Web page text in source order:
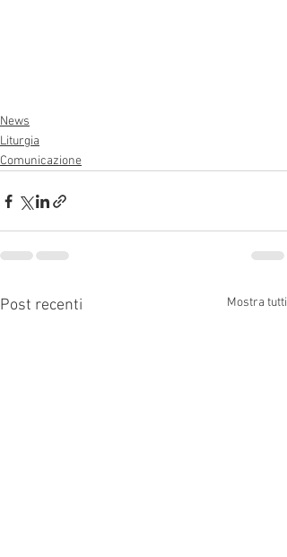
News
Liturgia
Comunicazione
Post recenti Mostra tutti